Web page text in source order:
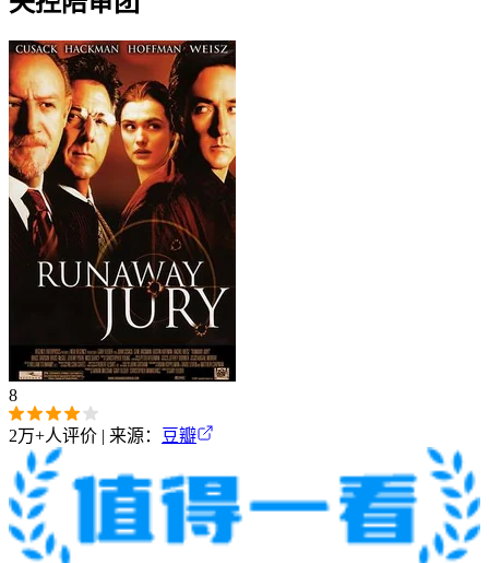
1万+人评价 | 来源： 豆瓣
标签： 1997 美国剧情惊悚犯罪
导演：
弗朗西斯·福特·科波拉
主演： 马特·达蒙丹尼·德维托
失控陪审团